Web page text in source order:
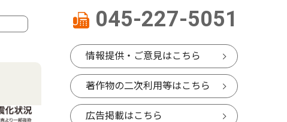
4
045-227-5051
情報提供・ご意見はこちら
著作物の二次利用等はこちら
広告掲載はこちら